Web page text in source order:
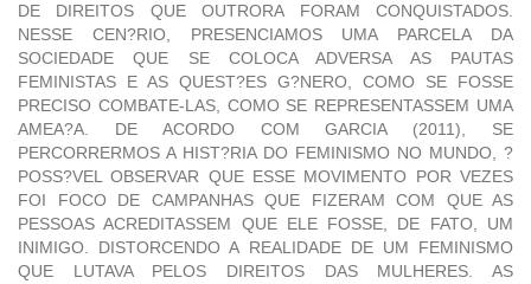
DE DIREITOS QUE OUTRORA FORAM CONQUISTADOS.
NESSE CEN?RIO, PRESENCIAMOS UMA PARCELA DA
SOCIEDADE QUE SE COLOCA ADVERSA AS PAUTAS
FEMINISTAS E AS QUEST?ES G?NERO, COMO SE FOSSE
PRECISO COMBATE-LAS, COMO SE REPRESENTASSEM UMA
AMEA?A. DE ACORDO COM GARCIA (2011), SE
PERCORRERMOS A HIST?RIA DO FEMINISMO NO MUNDO, ?
POSS?VEL OBSERVAR QUE ESSE MOVIMENTO POR VEZES
FOI FOCO DE CAMPANHAS QUE FIZERAM COM QUE AS
PESSOAS ACREDITASSEM QUE ELE FOSSE, DE FATO, UM
INIMIGO. DISTORCENDO A REALIDADE DE UM FEMINISMO
QUE LUTAVA PELOS DIREITOS DAS MULHERES. AS